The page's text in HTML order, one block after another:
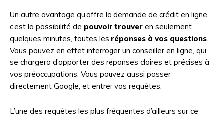
Un autre avantage qu’offre la demande de crédit en ligne,
c’est la possibilité de pouvoir trouver en seulement
quelques minutes, toutes les réponses à vos questions
Vous pouvez en effet interroger un conseiller en ligne, qui
se chargera d’apporter des réponses claires et précises à
vos préoccupations. Vous pouvez aussi passer
directement Google, et entrer vos requêtes.
L’une des requêtes les plus fréquentes d’ailleurs sur ce